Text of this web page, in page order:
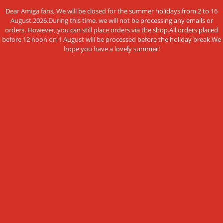
Dear Amiga fans, We will be closed for the summer holidays from 2 to 16
August 2026.During this time, we will not be processing any emails or
orders. However, you can still place orders via the shop.All orders placed
before 12 noon on 1 August will be processed before the holiday break.We
hope you have a lovely summer!
Datenschutzerklärung
Impressum